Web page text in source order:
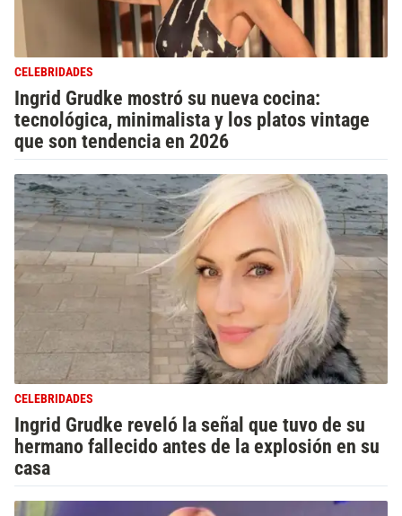
CELEBRIDADES
Ingrid Grudke mostró su nueva cocina:
tecnológica, minimalista y los platos vintage
que son tendencia en 2026
CELEBRIDADES
Ingrid Grudke reveló la señal que tuvo de su
hermano fallecido antes de la explosión en su
casa